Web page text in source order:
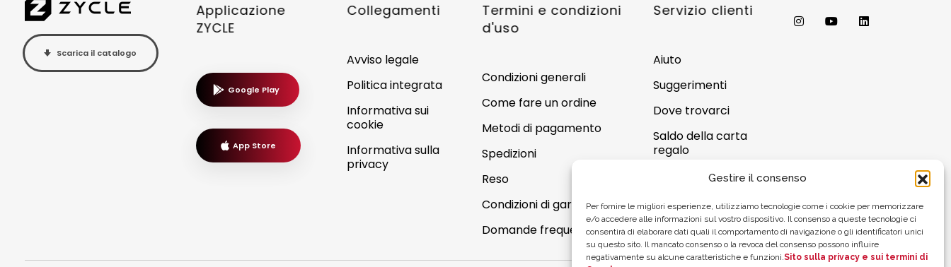
Gestire il consenso
Per fornire le migliori esperienze, utilizziamo tecnologie come i cookie per memorizzare
e/o accedere alle informazioni sul vostro dispositivo. Il consenso a queste tecnologie ci
consentirà di elaborare dati quali il comportamento di navigazione o gli identificatori unici
su questo sito. Il mancato consenso o la revoca del consenso possono influire
negativamente su alcune caratteristiche e funzioni.Sito sulla privacy e sui termini di
Scarica il catalogo
Applicazione
ZYCLE
Google Play
App Store
Collegamenti
Avviso legale
Politica integrata
Informativa sui
cookie
Informativa sulla
privacy
Termini e condizioni
d'uso
Condizioni generali
Come fare un ordine
Metodi di pagamento
Spedizioni
Reso
Condizioni di garanzia
Domande frequenti
Servizio clienti
Aiuto
Suggerimenti
Dove trovarci
Saldo della carta
regalo